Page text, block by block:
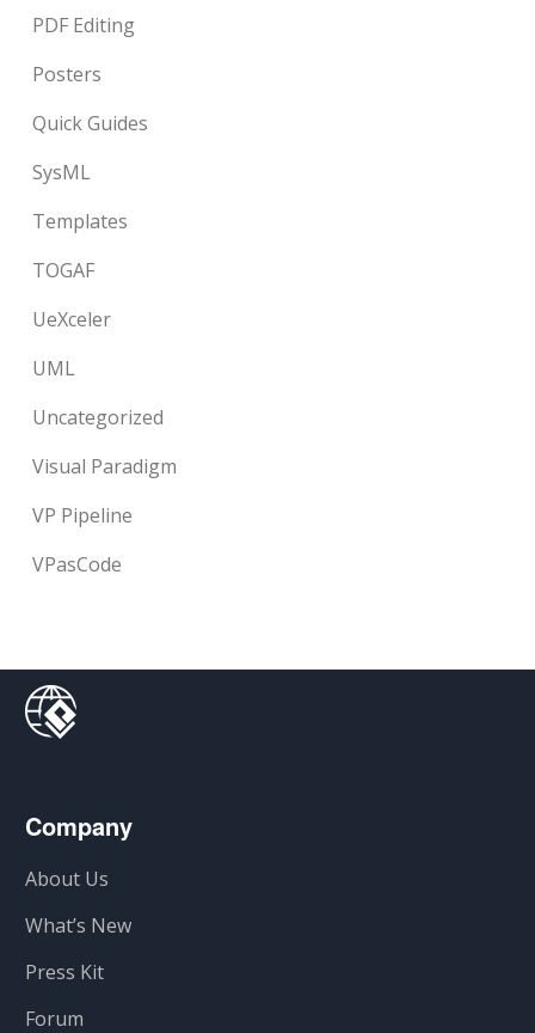
PDF Editing
Posters
Quick Guides
SysML
Templates
TOGAF
UeXceler
UML
Uncategorized
Visual Paradigm
VP Pipeline
VPasCode
Company
About Us
What’s New
Press Kit
Forum